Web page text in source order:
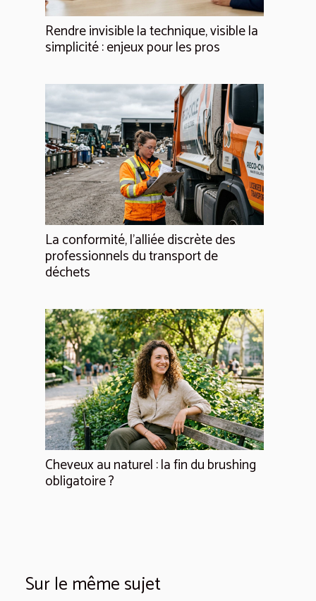
Rendre invisible la technique, visible la
simplicité : enjeux pour les pros
La conformité, l'alliée discrète des
professionnels du transport de
déchets
Cheveux au naturel : la fin du brushing
obligatoire ?
Sur le même sujet